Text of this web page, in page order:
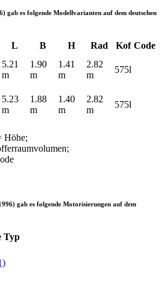
gab es folgende Modellvarianten auf dem deutschen
L B H Rad Kof Code
5.21
m
1.90
m
1.41
m
2.82
m
575l
5.23
m
1.88
m
1.40
m
2.82
m
575l
Höhe;
gab es folgende Motorisierungen auf dem
Typ